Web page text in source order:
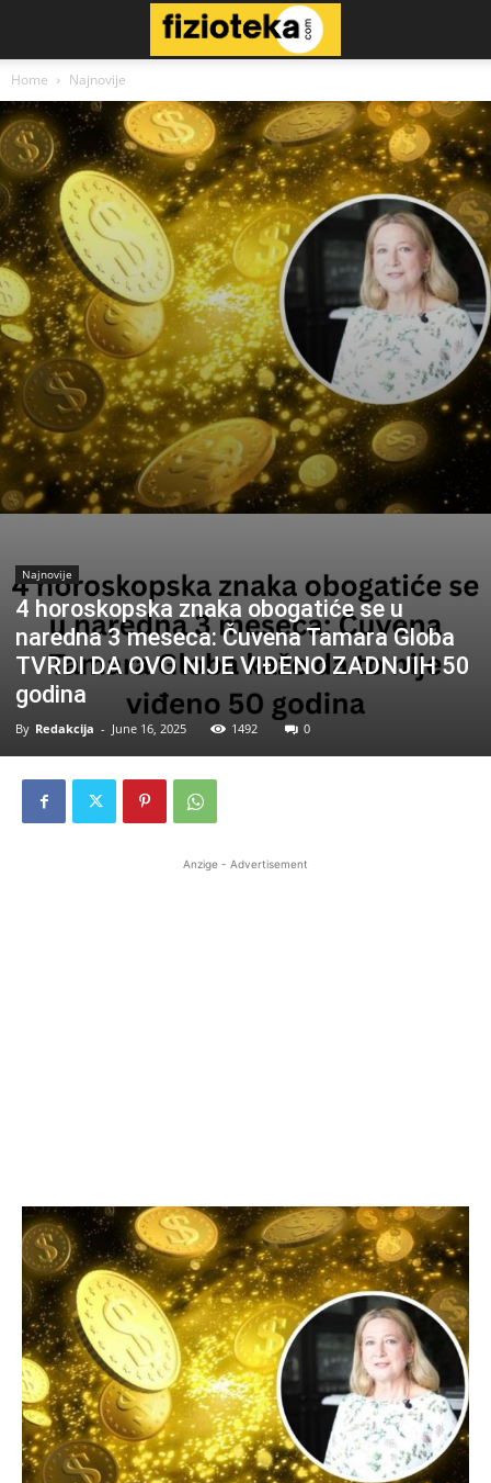
Home Najnovije
Najnovije
4 horoskopska znaka obogatiće se u
naredna 3 meseca: Čuvena Tamara Globa
TVRDI DA OVO NIJE VIĐENO ZADNJIH 50
godina
By Redakcija - June 16, 2025 1492 0
Anzige - Advertisement